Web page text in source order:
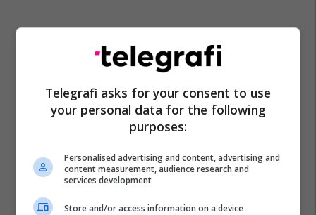
Telegrafi asks for your consent to use
your personal data for the following
purposes:
Personalised advertising and content, advertising and
content measurement, audience research and
services development
Store and/or access information on a device